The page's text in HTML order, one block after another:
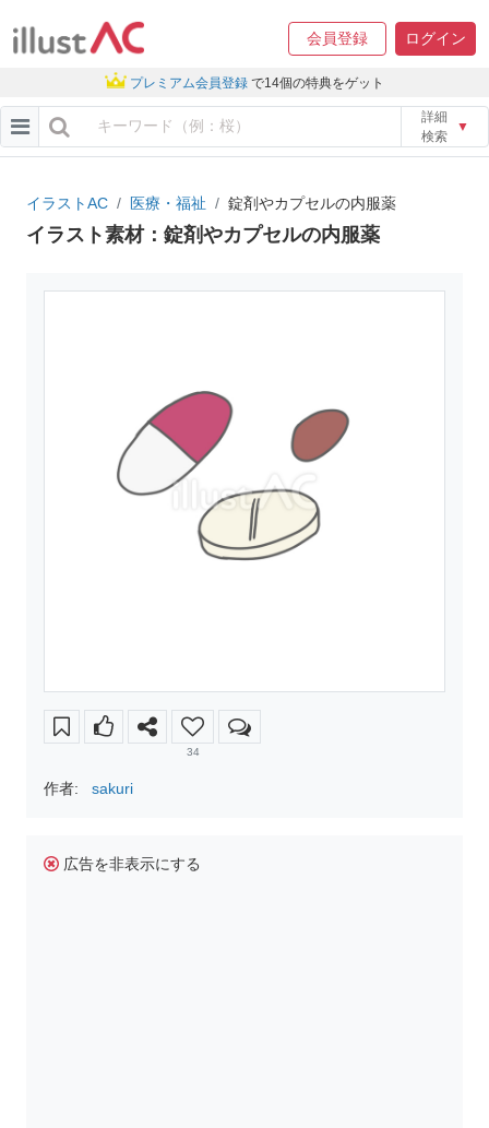
会員登録 ログイン
プレミアム会員登録 で14個の特典をゲット
詳細
検索
▼
イラストAC 医療・福祉 錠剤やカプセルの内服薬
イラスト素材：錠剤やカプセルの内服薬
34
作者: sakuri
広告を非表示にする